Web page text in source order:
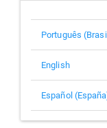
Português
English
Español